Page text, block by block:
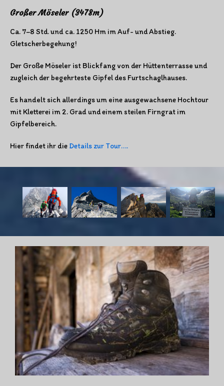
Großer Möseler (3478m)
Ca. 7–8 Std. und ca. 1250 Hm im Auf- und Abstieg.
Gletscherbegehung!
Der Große Möseler ist Blickfang von der Hüttenterrasse und
zugleich der begehrteste Gipfel des Furtschaglhauses.
Es handelt sich allerdings um eine ausgewachsene Hochtour
mit Kletterei im 2. Grad und einem steilen Firngrat im
Gipfelbereich.
Hier findet ihr die Details zur Tour….